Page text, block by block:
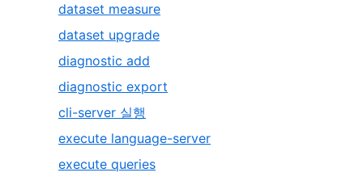
dataset measure
dataset upgrade
diagnostic add
diagnostic export
cli-server 실행
execute language-server
execute queries